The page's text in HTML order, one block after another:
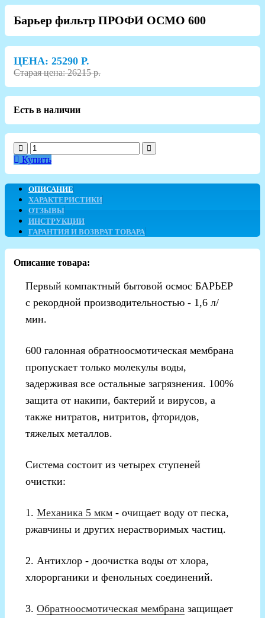
Барьер фильтр ПРОФИ ОСМО 600
ЦЕНА: 25290 Р.
Старая цена: 26215 р.
Есть в наличии
Купить
ОПИСАНИЕ
ХАРАКТЕРИСТИКИ
ОТЗЫВЫ
ИНСТРУКЦИИ
ГАРАНТИЯ И ВОЗВРАТ ТОВАРА
Описание товара:
Первый компактный бытовой осмос БАРЬЕР
с рекордной производительностью - 1,6 л/
мин.
600 галонная обратноосмотическая мембрана
пропускает только молекулы воды,
задерживая все остальные загрязнения. 100%
защита от накипи, бактерий и вирусов, а
также нитратов, нитритов, фторидов,
тяжелых металлов.
Система состоит из четырех ступеней
очистки:
1. Механика 5 мкм - очищает воду от песка,
ржавчины и других нерастворимых частиц.
2. Антихлор - доочистка воды от хлора,
хлорорганики и фенольных соединений.
3. Обратноосмотическая мембрана защищает